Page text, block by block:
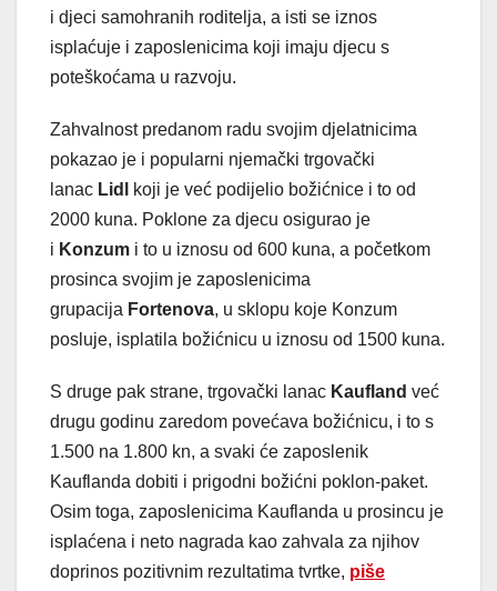
i djeci samohranih roditelja, a isti se iznos
isplaćuje i zaposlenicima koji imaju djecu s
poteškoćama u razvoju.
Zahvalnost predanom radu svojim djelatnicima
pokazao je i popularni njemački trgovački
lanac Lidl
koji je već podijelio božićnice i to od
2000 kuna. Poklone za djecu osigurao je
i Konzum i to u iznosu od 600 kuna, a početkom
prosinca svojim je zaposlenicima
grupacija Fortenova, u sklopu koje Konzum
posluje, isplatila božićnicu u iznosu od 1500 kuna.
S druge pak strane, trgovački lanac Kaufland već
drugu godinu zaredom povećava božićnicu, i to s
1.500 na 1.800 kn, a svaki će zaposlenik
Kauflanda dobiti i prigodni božićni poklon-paket.
Osim toga, zaposlenicima Kauflanda u prosincu je
isplaćena i neto nagrada kao zahvala za njihov
doprinos pozitivnim rezultatima tvrtke, piše